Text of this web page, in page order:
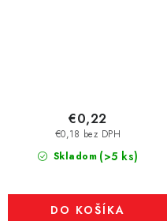
Skladom (>5 ks)
€0,18 bez DPH
€0,22
DO KOŠÍKA